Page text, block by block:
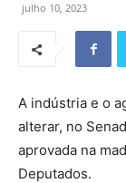
julho 10, 2023
A indústria e o
alterar, no
aprovada na
Deputados.